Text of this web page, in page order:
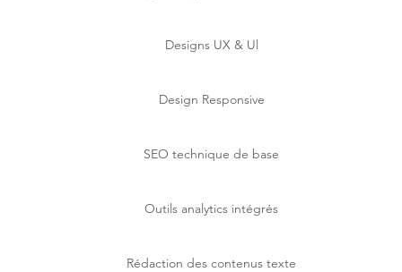
Designs UX & Ul
Design Responsive
SEO technique de base
Outils analytics intégrés
Rédaction des contenus texte